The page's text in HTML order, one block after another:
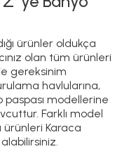
ürünler oldukça
olan tüm ürünleri
gereksinim
havlularına,
paspası modellerine
Farklı model
Karaca